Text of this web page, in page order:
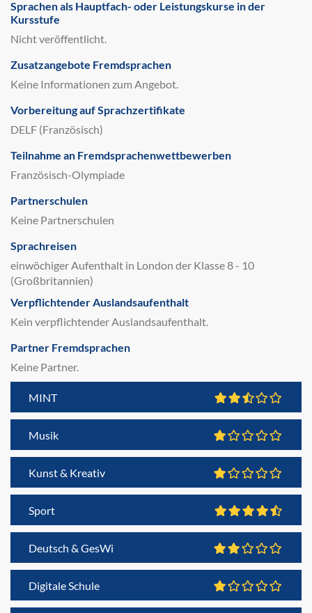
Sprachen als Hauptfach- oder Leistungskurse in der
Kursstufe
Nicht veröffentlicht.
Zusatzangebote Fremdsprachen
Keine Informationen zum Angebot.
Vorbereitung auf Sprachzertifikate
DELF (Französisch)
Teilnahme an Fremdsprachenwettbewerben
Französisch-Olympiade
Partnerschulen
Keine Partnerschulen
Sprachreisen
einwöchiger Aufenthalt in London der Klasse 8 - 10
(Großbritannien)
Verpflichtender Auslandsaufenthalt
Kein verpflichtender Auslandsaufenthalt.
Partner Fremdsprachen
Keine Partner.
MINT
Musik
Kunst & Kreativ
Sport
Deutsch & GesWi
Digitale Schule